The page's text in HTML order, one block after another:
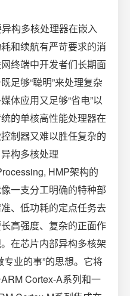
构多核处理器在嵌入
和续航有严苛要求的消
终端中开发者们长期面
足够“聪明”来处理复杂
体应用又足够“省电”以
的单核高性能处理器在
制器又难以胜任复杂的
构多核处理
HMP架构的
一支分工明确的特种部
、低功耗的定点任务去
高强度、复杂的正面作
在芯片内部异构多核架
业的事”的思想。它将
Cortex-A系列和一